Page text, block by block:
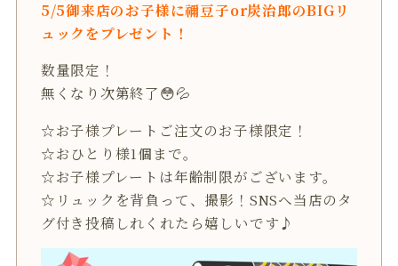
5/5御来店のお子様に禰豆子or炭治郎のBIGリ
ュックをプレゼント！
数量限定！
無くなり次第終了😳💦
☆お子様プレートご注文のお子様限定！
☆おひとり様1個まで。
☆お子様プレートは年齢制限がございます。
☆リュックを背負って、撮影！SNSへ当店のタ
グ付き投稿しれくれたら嬉しいです♪